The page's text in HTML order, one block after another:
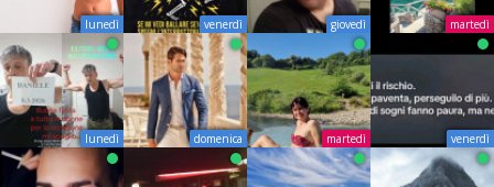
lunedì venerdì giovedì martedì
lunedì domenica martedì venerdì